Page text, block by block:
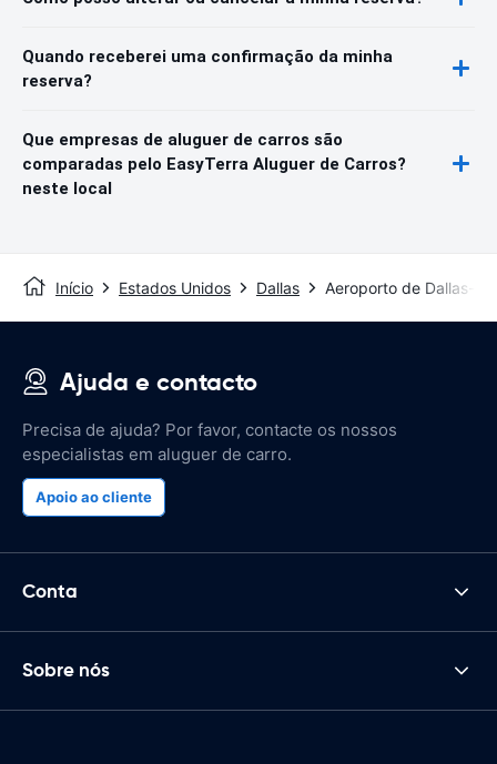
Quando receberei uma confirmação da minha
reserva?
Que empresas de aluguer de carros são
comparadas pelo EasyTerra Aluguer de Carros?
neste local
Início Estados Unidos Dallas Aeroporto de Dallas-
Ajuda e contacto
Precisa de ajuda? Por favor, contacte os nossos
especialistas em aluguer de carro.
Apoio ao cliente
Conta
Sobre nós